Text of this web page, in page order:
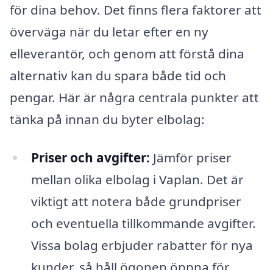
för dina behov. Det finns flera faktorer att
överväga när du letar efter en ny
elleverantör, och genom att förstå dina
alternativ kan du spara både tid och
pengar. Här är några centrala punkter att
tänka på innan du byter elbolag:
Priser och avgifter: Jämför priser
mellan olika elbolag i Vaplan. Det är
viktigt att notera både grundpriser
och eventuella tillkommande avgifter.
Vissa bolag erbjuder rabatter för nya